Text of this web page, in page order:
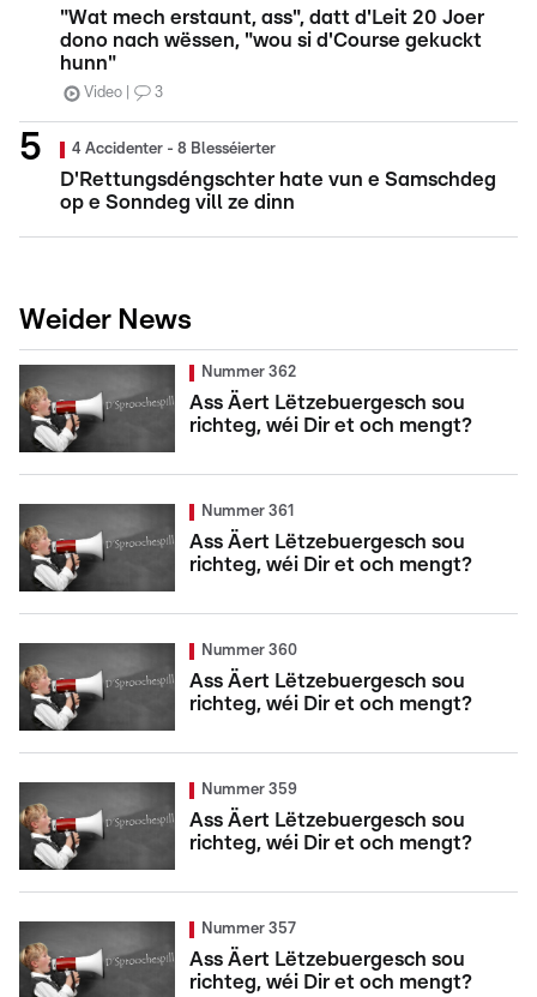
"Wat mech erstaunt, ass", datt d'Leit 20 Joer
dono nach wëssen, "wou si d'Course gekuckt
hunn"
Video 3
4 Accidenter - 8 Blesséierter
D'Rettungsdéngschter hate vun e Samschdeg
op e Sonndeg vill ze dinn
Weider News
Nummer 362
Ass Äert Lëtzebuergesch sou
richteg, wéi Dir et och mengt?
Nummer 361
Ass Äert Lëtzebuergesch sou
richteg, wéi Dir et och mengt?
Nummer 360
Ass Äert Lëtzebuergesch sou
richteg, wéi Dir et och mengt?
Nummer 359
Ass Äert Lëtzebuergesch sou
richteg, wéi Dir et och mengt?
Nummer 357
Ass Äert Lëtzebuergesch sou
richteg, wéi Dir et och mengt?